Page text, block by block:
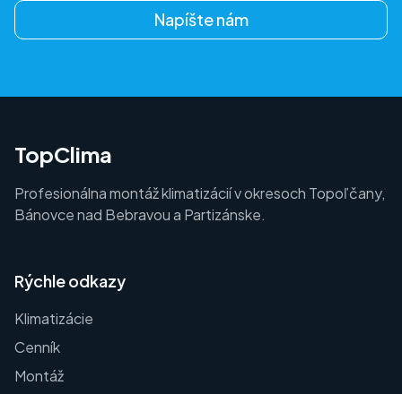
Napíšte nám
TopClima
Profesionálna montáž klimatizácií v okresoch Topoľčany,
Bánovce nad Bebravou a Partizánske.
Rýchle odkazy
Klimatizácie
Cenník
Montáž